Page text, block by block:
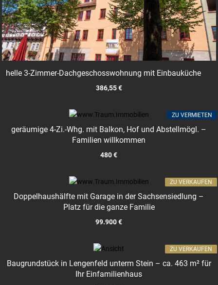
helle 3-Zimmer-Dachgeschosswohnung mit Einbauküche
386,55 €
geräumige 4-Zi.-Whg. mit Balkon, Hof und Abstellmögl. –
Familien willkommen
480 €
ZU VERMIETEN
Doppelhaushälfte mit Garage in der Sachsensiedlung –
Platz für die ganze Familie
99.900 €
ZU VERKAUFEN
Baugrundstück in Lengenfeld unterm Stein – ca. 463 m² für
Ihr Einfamilienhaus
ZU VERKAUFEN